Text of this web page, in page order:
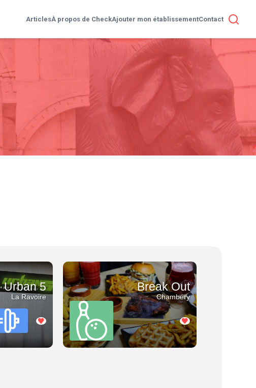
ArticlesÀ propos de CheckAjouter mon établissementContact
Urban 5
La Ravoire
Break Out
Chambéry